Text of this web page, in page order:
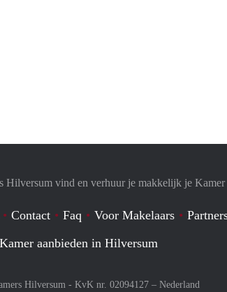
Hilversum vind en verhuur je makkelijk je Kamer
Contact Faq Voor Makelaars
aanbieden in Hilversum
Hilversum - KvK nr. 02094127 – Nederland